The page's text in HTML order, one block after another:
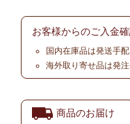
お客様からのご入金
国内在庫品は発送手配
海外取り寄せ品は発注
商品のお届け